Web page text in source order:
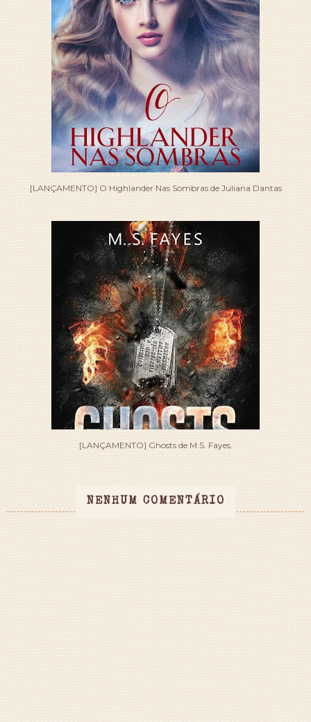
[LANÇAMENTO] O Highlander Nas Sombras de Juliana Dantas
[LANÇAMENTO] Ghosts de M.S. Fayes.
NENHUM COMENTÁRIO